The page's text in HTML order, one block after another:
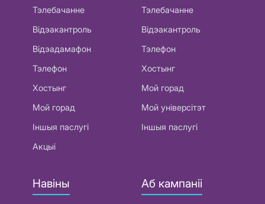
Тэлебачанне
Відэакантроль
Відэадамафон
Тэлефон
Хостынг
Мой горад
Іншыя паслугі
Акцыі
Тэлебачанне
Відэакантроль
Тэлефон
Хостынг
Мой горад
Мой універсітэт
Іншыя паслугі
Навіны Аб кампаніі